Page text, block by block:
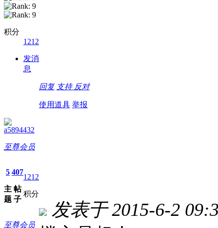
积分
1212
发消
息
回复 支持 反对
使用道具 举报
a5894432
至尊会员
5
主
题
407
帖
子
1212
积分
至尊会员
发表于 2015-6-2